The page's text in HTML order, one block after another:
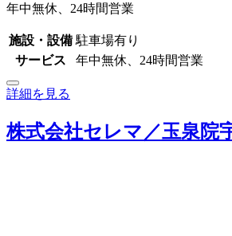
年中無休、24時間営業
施設・設備 駐車場有り
サービス
年中無休、24時間営業
詳細を見る
株式会社セレマ／玉泉院